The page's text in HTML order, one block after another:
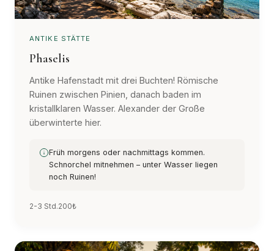
ANTIKE STÄTTE
Phaselis
Antike Hafenstadt mit drei Buchten! Römische
Ruinen zwischen Pinien, danach baden im
kristallklaren Wasser. Alexander der Große
überwinterte hier.
Früh morgens oder nachmittags kommen.
Schnorchel mitnehmen – unter Wasser liegen
noch Ruinen!
2-3 Std.200₺